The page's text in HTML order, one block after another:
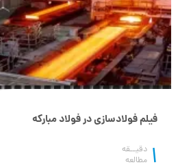
فیلم فولادسازی در فولاد مبارکه
1 دقیــقه
مطالعه